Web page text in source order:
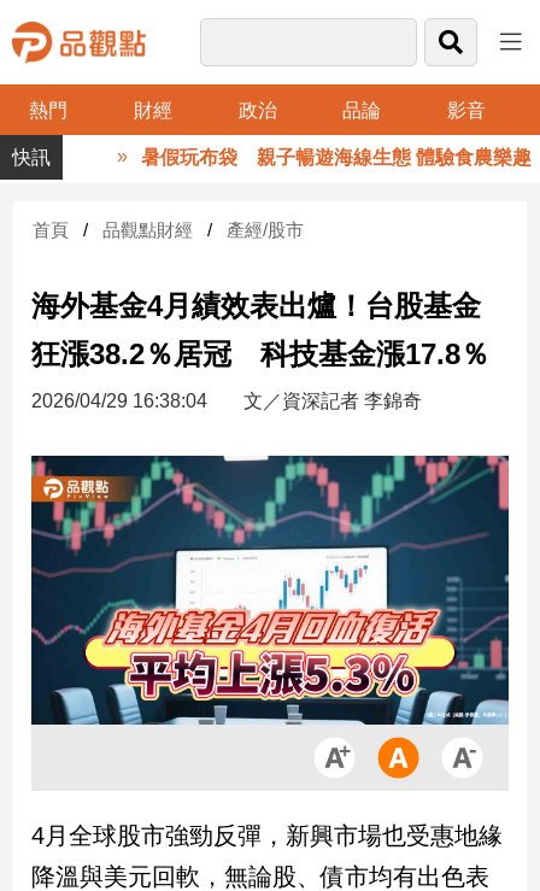
熱門 財經 政治 品論 影音
品
觀
財
台
財
新
產
經/
股
房
產
品
政
治
暑假玩布袋 親子暢遊海線生態 體驗食農樂趣
首頁 品觀點財經 產經/股市
海外基金4月績效表出爐！台股基金
狂漲38.2％居冠 科技基金漲17.8％
2026/04/29 16:38:04 文／資深記者 李錦奇
4月全球股市強勁反彈，新興市場也受惠地緣
降溫與美元回軟，無論股、債市均有出色表